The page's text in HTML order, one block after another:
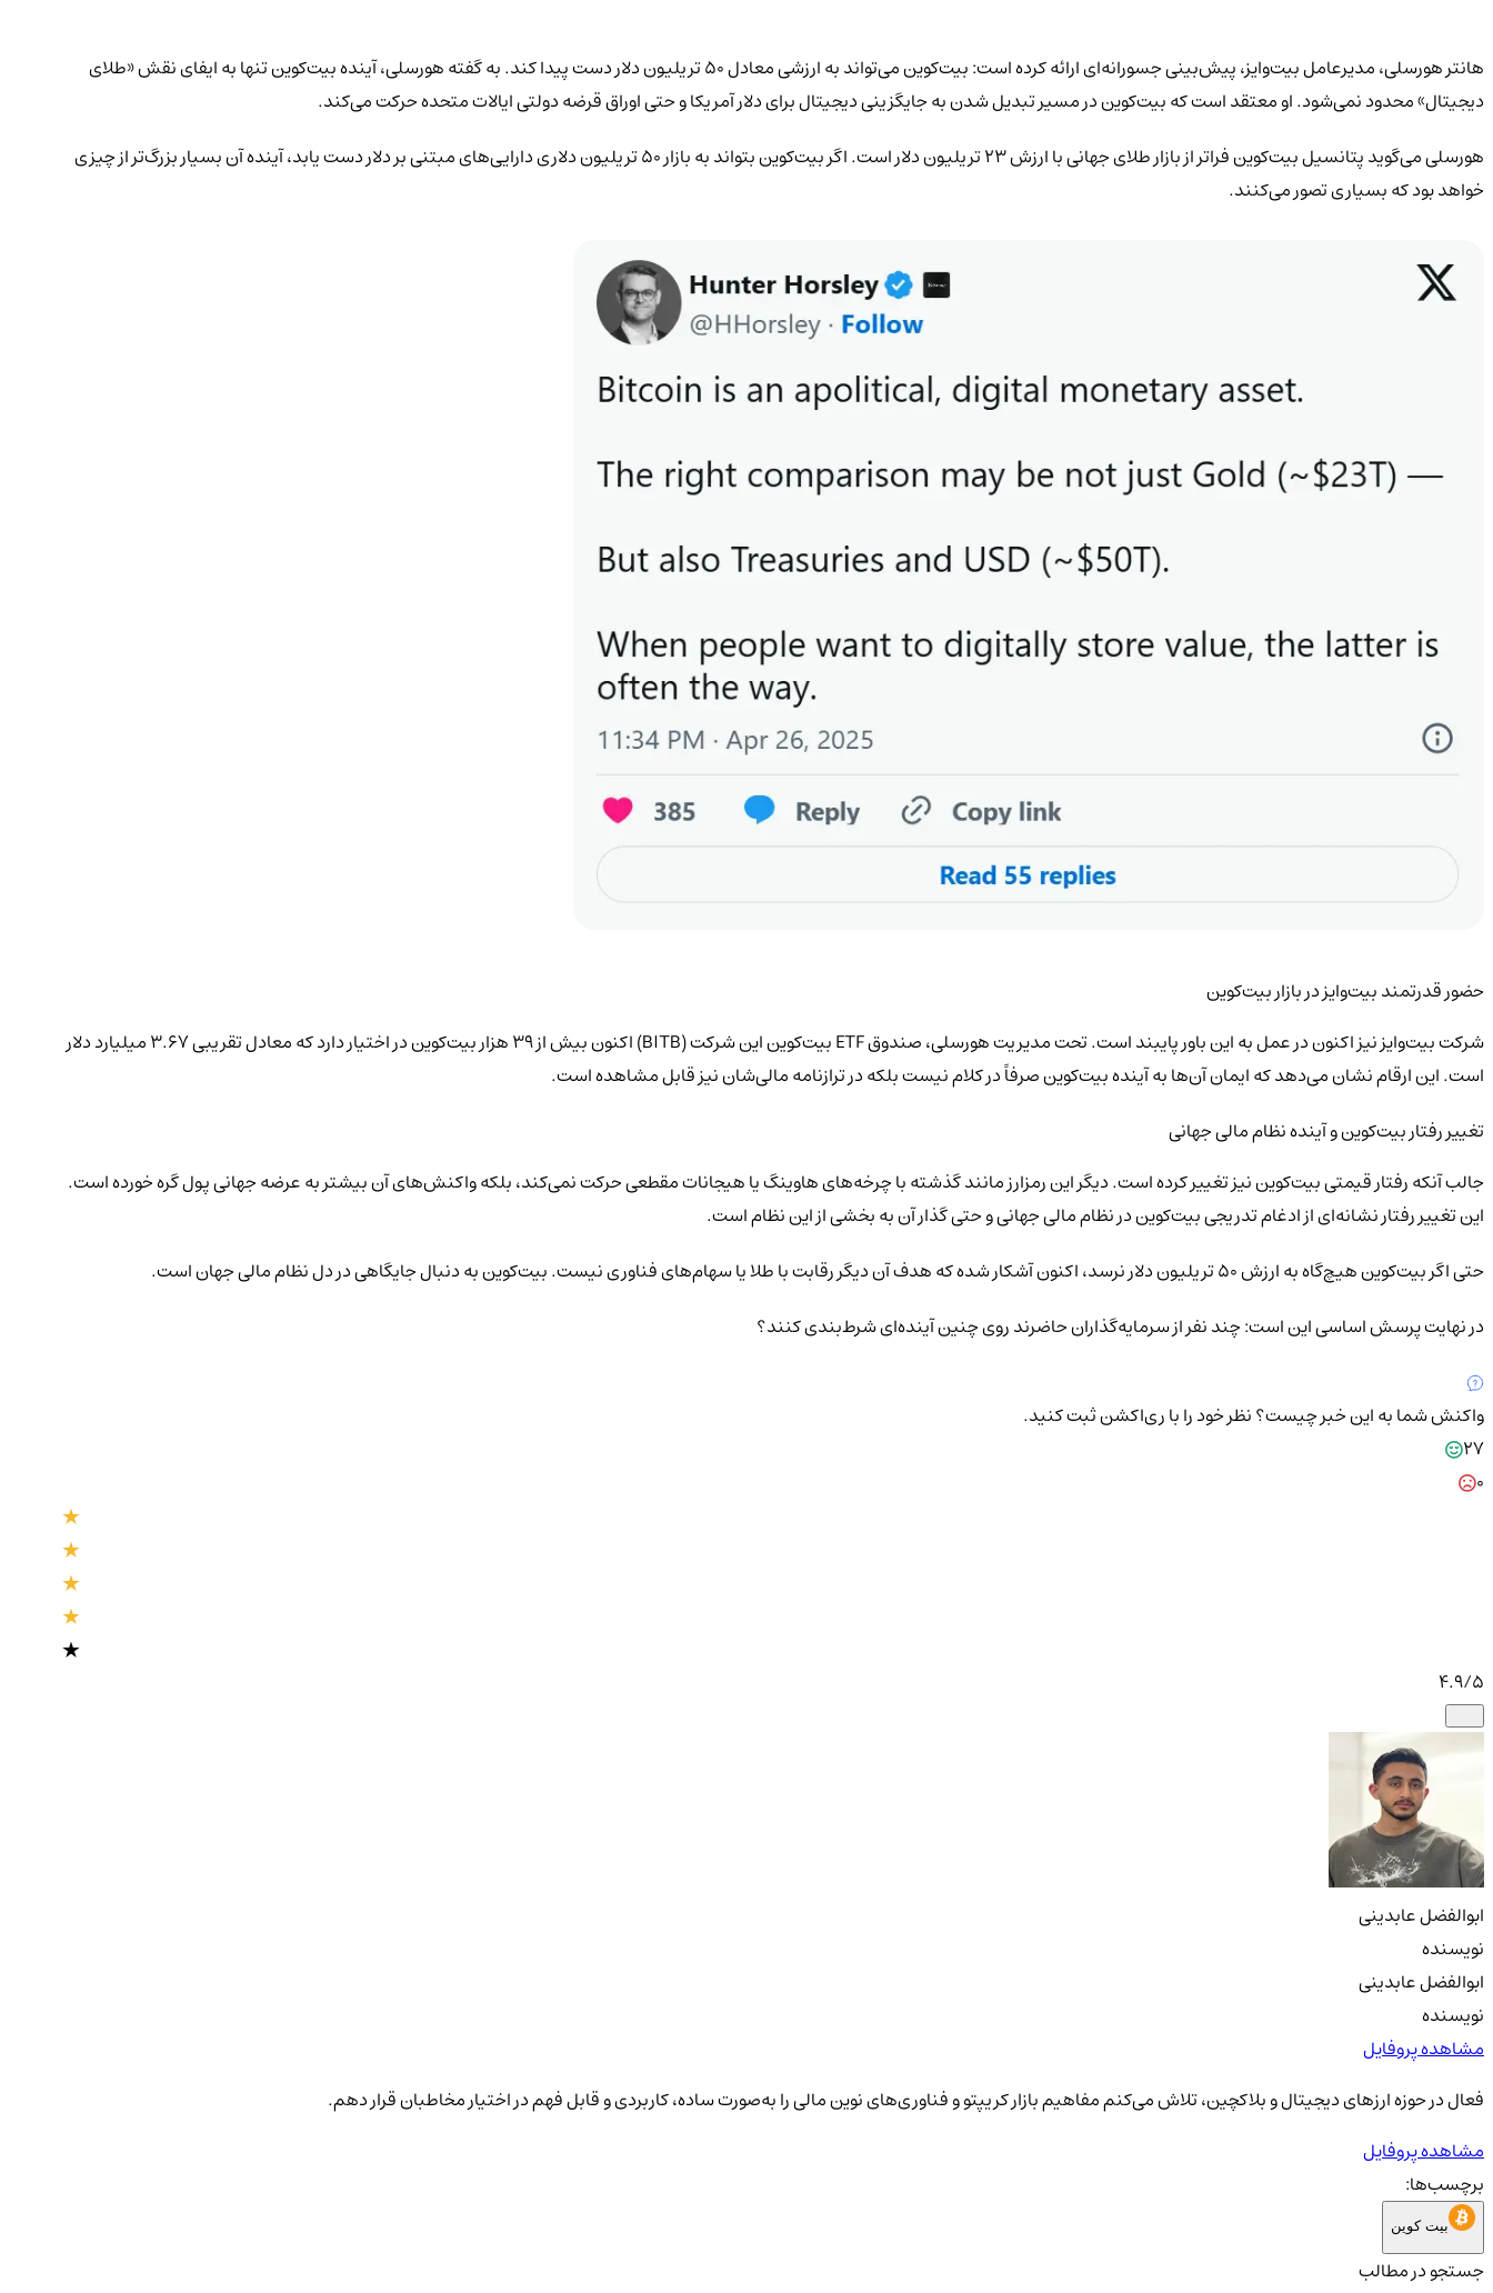
هانتر هورسلی، مدیرعامل بیت‌وایز، پیش‌بینی جسورانه‌ای ارائه کرده است: بیت‌کوین می‌تواند به ارزشی معادل ۵۰ تریلیون دلار دست پیدا کند. به گفته هورسلی، آینده بیت‌کوین تنها به ایفای نقش «طلای
دیجیتال» محدود نمی‌شود. او معتقد است که بیت‌کوین در مسیر تبدیل شدن به جایگزینی دیجیتال برای دلار آمریکا و حتی اوراق قرضه دولتی ایالات متحده حرکت می‌کند.
هورسلی می‌گوید پتانسیل بیت‌کوین فراتر از بازار طلای جهانی با ارزش ۲۳ تریلیون دلار است. اگر بیت‌کوین بتواند به بازار ۵۰ تریلیون دلاری دارایی‌های مبتنی بر دلار دست یابد، آینده آن بسیار بزرگ‌تر از چیزی
خواهد بود که بسیاری تصور می‌کنند.
حضور قدرتمند بیت‌وایز در بازار بیت‌کوین
شرکت بیت‌وایز نیز اکنون در عمل به این باور پایبند است. تحت مدیریت هورسلی، صندوق ETF بیت‌کوین این شرکت (BITB) اکنون بیش از ۳۹ هزار بیت‌کوین در اختیار دارد که معادل تقریبی ۳.۶۷ میلیارد دلار
است. این ارقام نشان می‌دهد که ایمان آن‌ها به آینده بیت‌کوین صرفاً در کلام نیست بلکه در ترازنامه مالی‌شان نیز قابل مشاهده است.
تغییر رفتار بیت‌کوین و آینده نظام مالی جهانی
جالب آنکه رفتار قیمتی بیت‌کوین نیز تغییر کرده است. دیگر این رمزارز مانند گذشته با چرخه‌های هاوینگ یا هیجانات مقطعی حرکت نمی‌کند، بلکه واکنش‌های آن بیشتر به عرضه جهانی پول گره خورده است.
این تغییر رفتار نشانه‌ای از ادغام تدریجی بیت‌کوین در نظام مالی جهانی و حتی گذار آن به بخشی از این نظام است.
حتی اگر بیت‌کوین هیچ‌گاه به ارزش ۵۰ تریلیون دلار نرسد، اکنون آشکار شده که هدف آن دیگر رقابت با طلا یا سهام‌های فناوری نیست. بیت‌کوین به دنبال جایگاهی در دل نظام مالی جهان است.
در نهایت پرسش اساسی این است: چند نفر از سرمایه‌گذاران حاضرند روی چنین آینده‌ای شرط‌بندی کنند؟
واکنش شما به این خبر چیست؟نظر خود را با ری‌اکشن ثبت کنید.
27
0
4.9/5
ابوالفضل عابدینی
نویسنده
ابوالفضل عابدینی
نویسنده
مشاهده پروفایل
فعال در حوزه ارزهای دیجیتال و بلاکچین، تلاش می‌کنم مفاهیم بازار کریپتو و فناوری‌های نوین مالی را به‌صورت ساده، کاربردی و قابل فهم در اختیار مخاطبان قرار دهم.
مشاهده پروفایل
برچسب‌ها:
بیت کوین
جستجو در مطالب